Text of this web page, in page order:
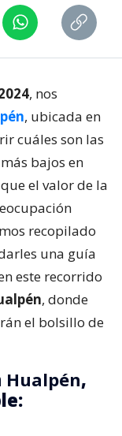
, nos
, ubicada en
cuáles son las
bajos en
el valor de la
recopilado
una guía
este recorrido
, donde
el bolsillo de
Hualpén,